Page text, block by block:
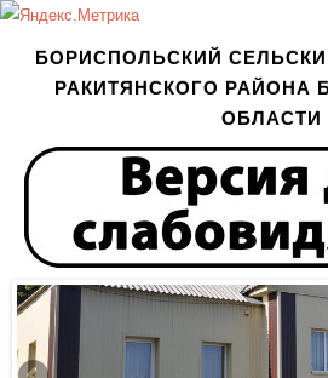
БОРИСПОЛЬСКИЙ
РАКИТЯНСКОГО РАЙОНА
ОБЛАСТИ